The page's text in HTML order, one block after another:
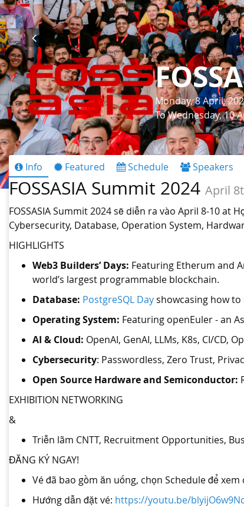
Monday, 8 April,
To Wednesday, 10
Info Featured Schedule Speakers
FOSSASIA Summit 2024 April
FOSSASIA Summit 2024 sẽ diễn ra vào April 8-10 at
Cybersecurity, Database, Operation System,
HIGHLIGHTS
Web3 Builders’ Days: Featuring Etherum and
world’s largest programmable blockchain.
Database: PostgreSQL Dayshowcasing how
Operating System: Featuring openEuler - an
AI & Cloud: OpenAI, GenAI, LLMs, K8s, CI/CD,
Cybersecurity: Passwordless, Zero Trust,
Open Source Hardware and Semiconductor:
EXHIBITION NETWORKING
&
Triễn lãm CNTT, Recruitment Opportunities,
ĐĂNG KÝ NGAY!
Vé đã bao gồm ăn uống, chọn Schedule để
Hướng dẫn đặt vé: https://youtu.be/